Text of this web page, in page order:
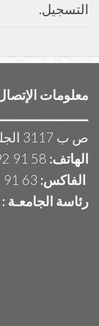
التسجيل.
معلومات
ص ب 3117 الجلفة – الجزائر
الهاتف:
الفاكس:
رئاسة الجامعـة :